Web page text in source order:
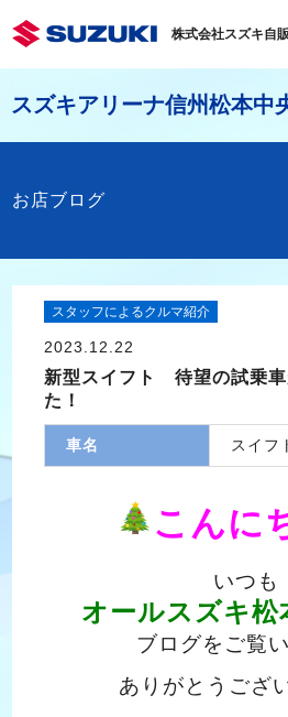
株式会社スズキ自
スズキアリーナ信州松本中
お店ブログ
スタッフによるクルマ紹介
2023.12.22
新型スイフト 待望の試乗車
た！
車名 スイフ
こんに
いつも
オールスズキ松
ブログをご覧
ありがとうござ